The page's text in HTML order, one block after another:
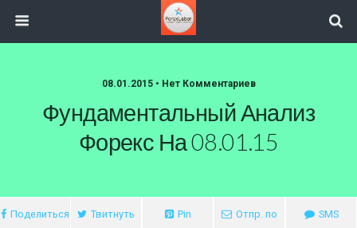
08.01.2015 • Нет Комментариев
Фундаментальный Анализ
Форекс На 08.01.15
Поделиться Твитнуть Pin
Отпр. по
SMS